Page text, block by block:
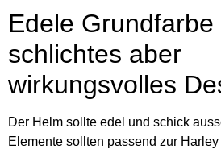
Edele Grundfarbe
schlichtes aber
wirkungsvolles
Der Helm sollte edel und schick
Elemente sollten passend zur